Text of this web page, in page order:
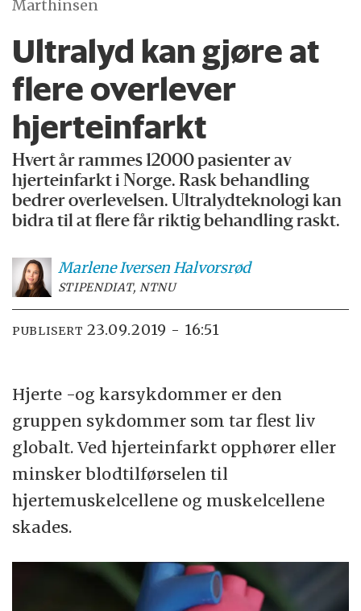
Marthinsen
Ultralyd kan gjøre at
flere overlever
hjerteinfarkt
Hvert år rammes 12000 pasienter av
hjerteinfarkt i Norge. Rask behandling
bedrer overlevelsen. Ultralydteknologi kan
bidra til at flere får riktig behandling raskt.
Marlene Iversen Halvorsrød
STIPENDIAT, NTNU
PUBLISERT 23.09.2019 - 16:51
Hjerte -og karsykdommer er den
gruppen sykdommer som tar flest liv
globalt. Ved hjerteinfarkt opphører eller
minsker blodtilførselen til
hjertemuskelcellene og muskelcellene
skades.